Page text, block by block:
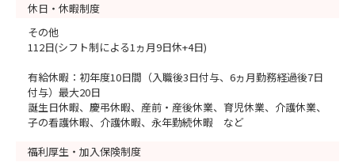
休日・休暇制度
その他
112日(シフト制による1ヵ月9日休+4日)
有給休暇：初年度10日間（入職後3日付与、6ヵ月勤務経過後7日
付与）最大20日
誕生日休暇、慶弔休暇、産前・産後休業、育児休業、介護休業、
子の看護休暇、介護休暇、永年勤続休暇 など
福利厚生・加入保険制度